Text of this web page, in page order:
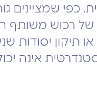
כפי שמציינים
של רכוש משותף
יסודות
אינה